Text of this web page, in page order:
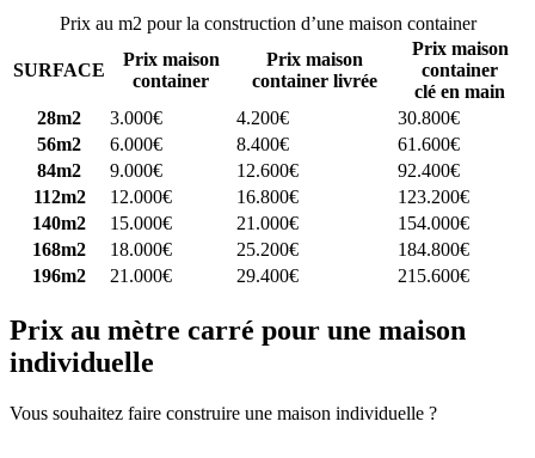
Prix au m2 pour la construction d’une maison container
SURFACE
Prix maison
container
Prix maison
container livrée
Prix maison
container
clé en main
28m2
3.000€ 4.200€
30.800€
56m2
6.000€ 8.400€
61.600€
84m2
9.000€ 12.600€
92.400€
112m2
12.000€ 16.800€
123.200€
140m2
15.000€ 21.000€
154.000€
168m2
18.000€ 25.200€
184.800€
196m2
21.000€ 29.400€ 215.600€
Prix au mètre carré pour une maison
individuelle
Vous souhaitez faire construire une maison individuelle ?